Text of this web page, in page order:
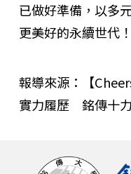
已做好準備，以多
更美好的永續世代！
報導來源：
【
實力履歷 銘傳十